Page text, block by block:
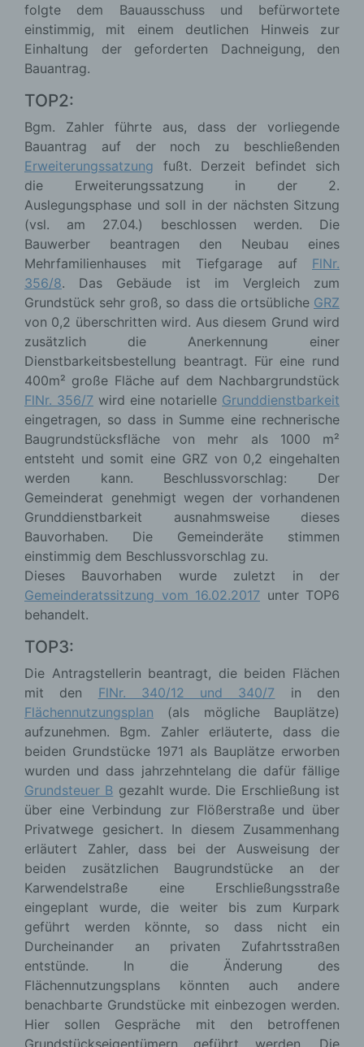
folgte dem Bauausschuss und befürwortete
einstimmig, mit einem deutlichen Hinweis zur
Einhaltung der geforderten Dachneigung, den
Bauantrag.
TOP2:
Bgm. Zahler führte aus, dass der vorliegende
Bauantrag auf der noch zu beschließenden
Erweiterungssatzung fußt. Derzeit befindet sich
die Erweiterungssatzung in der 2.
Auslegungsphase und soll in der nächsten Sitzung
(vsl. am 27.04.) beschlossen werden. Die
Bauwerber beantragen den Neubau eines
Mehrfamilienhauses mit Tiefgarage auf FlNr.
356/8. Das Gebäude ist im Vergleich zum
Grundstück sehr groß, so dass die ortsübliche GRZ
von 0,2 überschritten wird. Aus diesem Grund wird
zusätzlich die Anerkennung einer
Dienstbarkeitsbestellung beantragt. Für eine rund
400m² große Fläche auf dem Nachbargrundstück
FlNr. 356/7 wird eine notarielle Grunddienstbarkeit
eingetragen, so dass in Summe eine rechnerische
Baugrundstücksfläche von mehr als 1000 m²
entsteht und somit eine GRZ von 0,2 eingehalten
werden kann. Beschlussvorschlag: Der
Gemeinderat genehmigt wegen der vorhandenen
Grunddienstbarkeit ausnahmsweise dieses
Bauvorhaben. Die Gemeinderäte stimmen
einstimmig dem Beschlussvorschlag zu.
Dieses Bauvorhaben wurde zuletzt in der
Gemeinderatssitzung vom 16.02.2017 unter TOP6
behandelt.
TOP3:
Die Antragstellerin beantragt, die beiden Flächen
mit den FlNr. 340/12 und 340/7 in den
Flächennutzungsplan (als mögliche Bauplätze)
aufzunehmen. Bgm. Zahler erläuterte, dass die
beiden Grundstücke 1971 als Bauplätze erworben
wurden und dass jahrzehntelang die dafür fällige
Grundsteuer B gezahlt wurde. Die Erschließung ist
über eine Verbindung zur Flößerstraße und über
Privatwege gesichert. In diesem Zusammenhang
erläutert Zahler, dass bei der Ausweisung der
beiden zusätzlichen Baugrundstücke an der
Karwendelstraße eine Erschließungsstraße
eingeplant wurde, die weiter bis zum Kurpark
geführt werden könnte, so dass nicht ein
Durcheinander an privaten Zufahrtsstraßen
entstünde. In die Änderung des
Flächennutzungsplans könnten auch andere
benachbarte Grundstücke mit einbezogen werden.
Hier sollen Gespräche mit den betroffenen
Grundstückseigentümern geführt werden. Die